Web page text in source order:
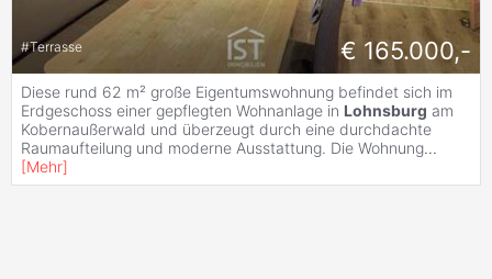
#Terrasse € 165.000,-
Diese rund 62 m² große Eigentumswohnung befindet sich im
Erdgeschoss einer gepflegten Wohnanlage in Lohnsburg am
Kobernaußerwald und überzeugt durch eine durchdachte
Raumaufteilung und moderne Ausstattung. Die Wohnung...
[Mehr]